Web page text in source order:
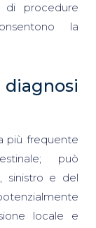
di procedure
la
più frequente
può
sinistro e del
locale e